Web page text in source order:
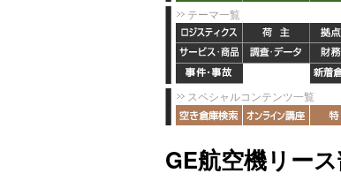
テーマ一覧
スペシャルコンテンツ一覧
GE航空機リー